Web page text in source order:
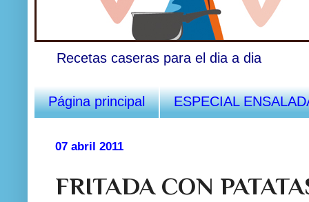
Recetas caseras para el dia a dia
Página principal ESPECIAL
07 abril 2011
FRITADA CON